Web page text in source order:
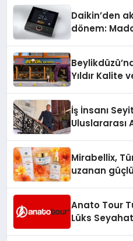
Daikin’den
dönem:
Yıldır Kalite
İş İnsanı
Uluslararası
Mirabellix,
uzanan
Anato Tour
Lüks